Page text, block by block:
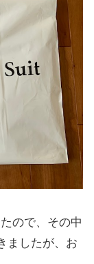
ので、その中
ましたが、お